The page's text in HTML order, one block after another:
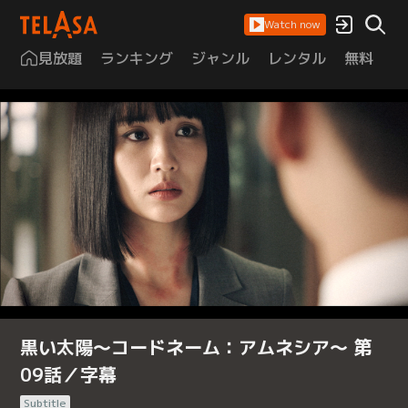
Watch now
見放題 ランキング ジャンル レンタル 無料
黒い太陽～コードネーム：アムネシア～ 第
09話／字幕
Subtitle